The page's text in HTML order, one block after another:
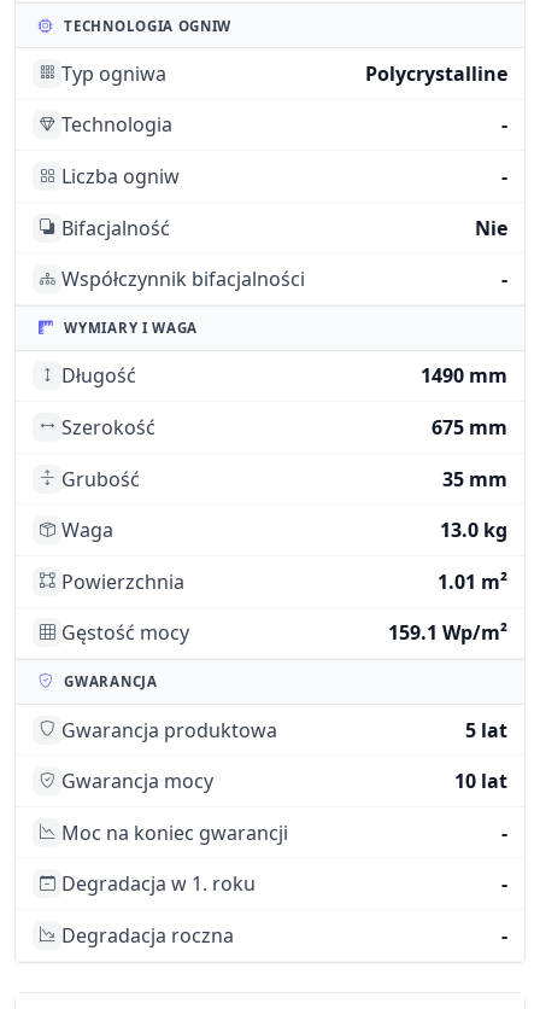
TECHNOLOGIA OGNIW
Typ ogniwa
Polycrystalline
Technologia
-
Liczba ogniw
-
Bifacjalność
Nie
Współczynnik bifacjalności
-
WYMIARY I WAGA
Długość
1490 mm
Szerokość
675 mm
Grubość
35 mm
Waga
13.0 kg
Powierzchnia
1.01 m²
Gęstość mocy
159.1 Wp/m²
GWARANCJA
Gwarancja produktowa
5 lat
Gwarancja mocy
10 lat
Moc na koniec gwarancji
-
Degradacja w 1. roku
-
Degradacja roczna
-